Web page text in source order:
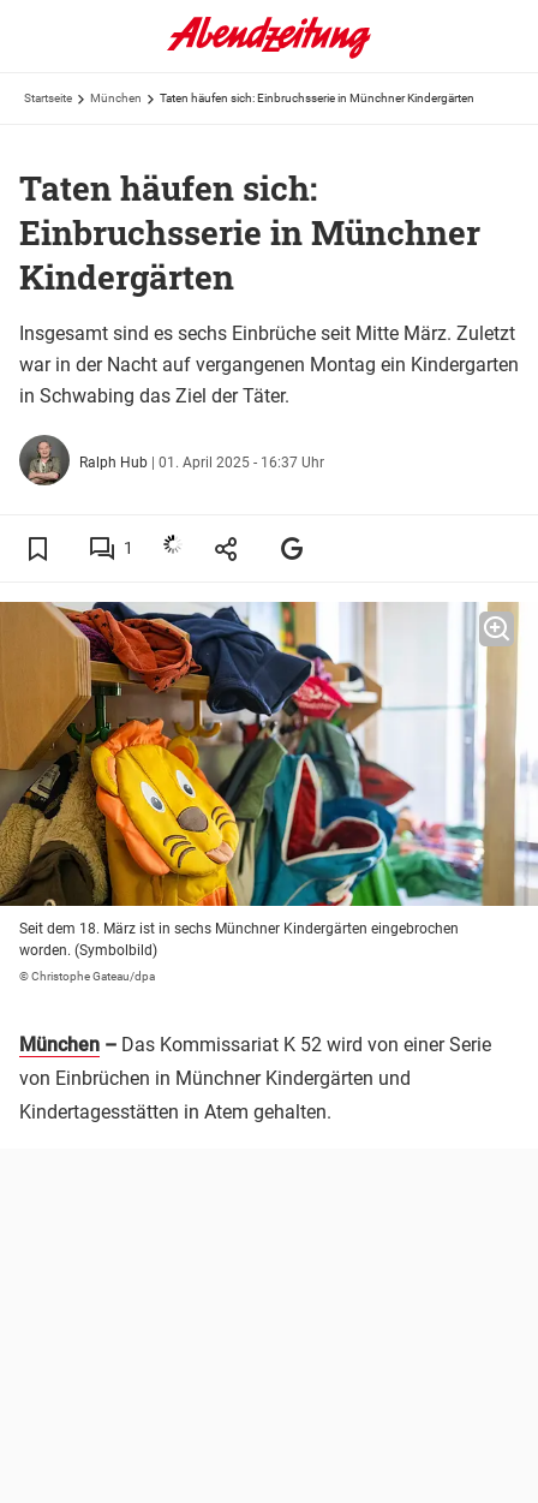
Startseite München Taten häufen sich: Einbruchsserie in Münchner Kindergärten
Taten häufen sich:
Einbruchsserie in Münchner
Kindergärten
Insgesamt sind es sechs Einbrüche seit Mitte März. Zuletzt
war in der Nacht auf vergangenen Montag ein Kindergarten
in Schwabing das Ziel der Täter.
Ralph Hub | 01. April 2025 - 16:37 Uhr
1
Seit dem 18. März ist in sechs Münchner Kindergärten eingebrochen
worden. (Symbolbild)
© Christophe Gateau/dpa
München – Das Kommissariat K 52 wird von einer Serie
von Einbrüchen in Münchner Kindergärten und
Kindertagesstätten in Atem gehalten.